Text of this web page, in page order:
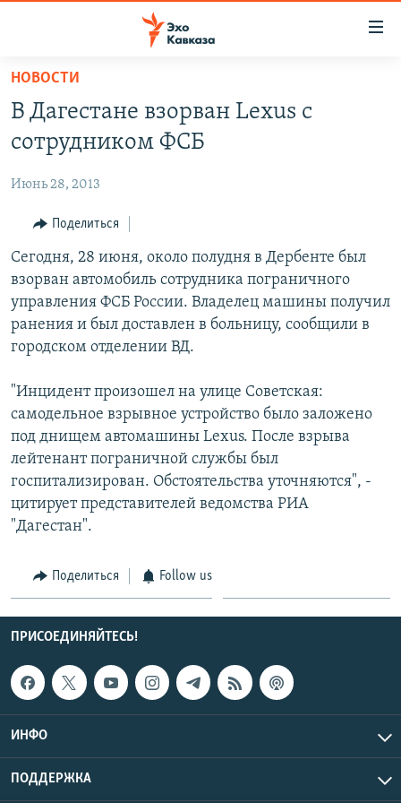
Вернуться
основному
содержанию
Вернутся
навигации
Вернутся
поиску
ТБИЛИСИ
СУХУМИ
ЦХИНВАЛИ
ВЕСЬ КАВКАЗ
СЕВЕРНЫЙ КАВКАЗ
АРМЕНИЯ
АЗЕРБАЙДЖАН
ТЕМЫ
ПОЛИТИКА
ЭКОНОМИКА
ОБЩЕСТВО
КУЛЬТУРА
СПОРТ
МИР
РУБРИКИ
НЕКРУГЛЫЙ СТОЛ
ГОСТЬ НЕДЕЛИ
ПОЗИЦИЯ
БЛОГИ
ГОЛОСА
ЧИТАЕМ ПРЕССУ
МУЛЬТИМЕДИА
ВИДЕО
ФОТО
АУДИО
ПОДКАСТЫ
АРХИВ РАДИОПРОГРАММЫ
ПРИСОЕДИНЯЙТЕСЬ!
Все сайты РСЕ/РС
НОВОСТИ
В Дагестане взорван Lexus с
сотрудником ФСБ
Июнь 28, 2013
Поделиться
Сегодня, 28 июня, около полудня в Дербенте был
взорван автомобиль сотрудника пограничного
управления ФСБ России. Владелец машины получил
ранения и был доставлен в больницу, сообщили в
городском отделении ВД.
"Инцидент произошел на улице Советская:
самодельное взрывное устройство было заложено
под днищем автомашины Lexus. После взрыва
лейтенант пограничной службы был
госпитализирован. Обстоятельства уточняются", -
цитирует представителей ведомства РИА
"Дагестан".
Поделиться Follow us
ПРИСОЕДИНЯЙТЕСЬ!
ИНФО
ПОДДЕРЖКА